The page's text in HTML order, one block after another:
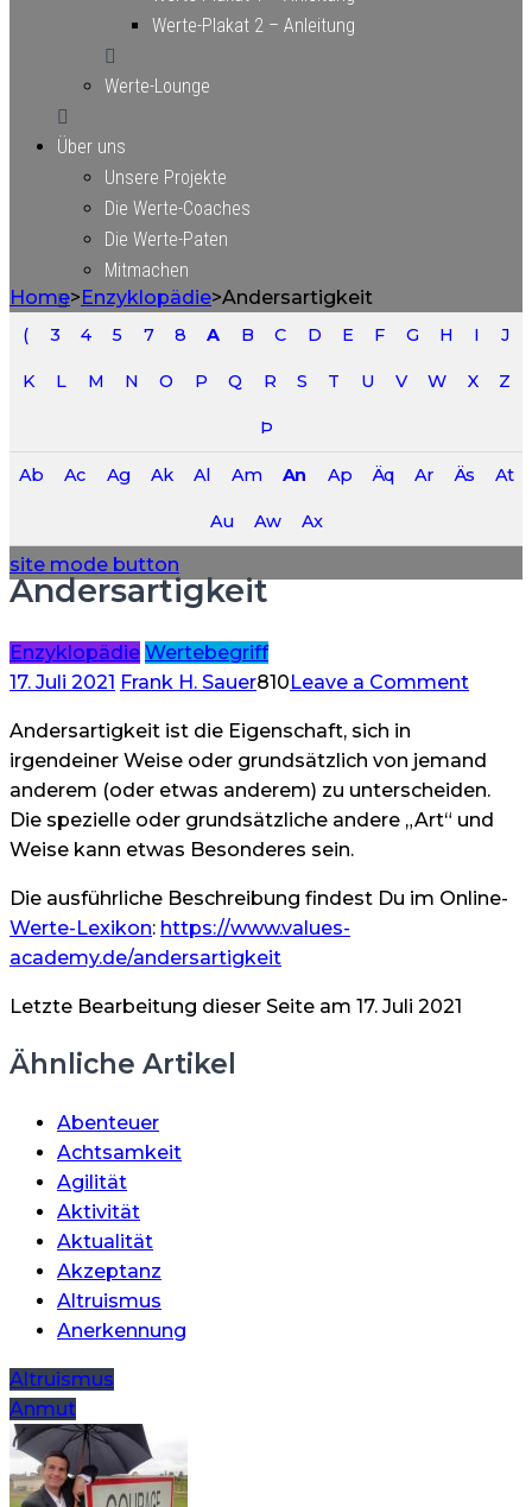
Werte-Plakat 2 – Anleitung
Werte-Lounge
Über uns
Unsere Projekte
Die Werte-Coaches
Die Werte-Paten
Mitmachen
Newsletter
Anfahrt Köln – VALUES ACADEMY Office-Lounge
Anfahrt Linz – VALUES ACADEMY Ernst
Anfahrt Berlin – VALUES ACADEMY Josefine
Anfahrt Langgöns – VALUES ACADEMY Jessica
site mode button
Home>Enzyklopädie>Andersartigkeit
( 3 4 5 7 8 A B C D E F G H I J
K L M N O P Q R S T U V W X Z
Þ
Ab Ac Ag Ak Al Am An Ap Äq Ar Äs At
Au Aw Ax
Andersartigkeit
Enzyklopädie Wertebegriff
17. Juli 2021 Frank H. Sauer810Leave a Commenton
Andersartigkeit ist die Eigenschaft, sich in
irgendeiner Weise oder grundsätzlich von jemand
anderem (oder etwas anderem) zu unterscheiden.
Die spezielle oder grundsätzliche andere „Art“ und
Weise kann etwas Besonderes sein.
Die ausführliche Beschreibung findest Du im Online-
Werte-Lexikon: https://www.values-
academy.de/andersartigkeit
Letzte Bearbeitung dieser Seite am 17. Juli 2021
Ähnliche Artikel
Abenteuer
Achtsamkeit
Agilität
Aktivität
Aktualität
Akzeptanz
Altruismus
Anerkennung
Beitragsnavigation
Altruismus
Anmut